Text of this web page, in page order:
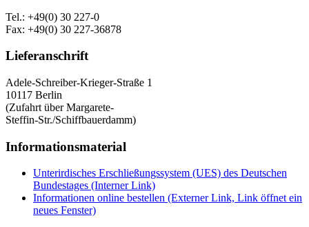
Tel.: +49(0) 30 227-0
Fax: +49(0) 30 227-36878
Lieferanschrift
Adele-Schreiber-Krieger-Straße 1
10117 Berlin
(Zufahrt über Margarete-
Steffin-Str./Schiffbauerdamm)
Informationsmaterial
Unterirdisches Erschließungssystem (UES) des Deutschen
Bundestages (Interner Link)
Informationen online bestellen (Externer Link, Link öffnet ein
neues Fenster)